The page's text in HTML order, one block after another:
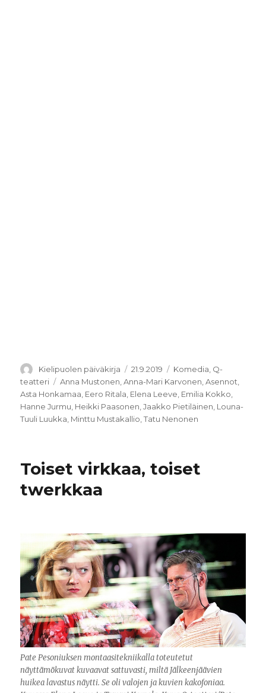
Kirjoittaja
Kielipuolen päiväkirja Julkaistu
21.9.2019 Kategoriat
Komedia, Q-
teatteri
Avainsanat
Anna Mustonen,Anna-Mari Karvonen,Asennot,
Asta Honkamaa, Eero Ritala, Elena Leeve, Emilia Kokko,
Hanne Jurmu, Heikki Paasonen,Jaakko Pietiläinen, Louna-
Tuuli Luukka, Minttu Mustakallio,Tatu Nenonen
Toiset virkkaa, toiset
twerkkaa
Pate Pesoniuksen montaasitekniikalla toteutetut
näyttämökuvat kuvaavat sattuvasti, miltä Jälkeenjäävien
huikea lavastus näytti. Se oli valojen ja kuvien kakofoniaa.